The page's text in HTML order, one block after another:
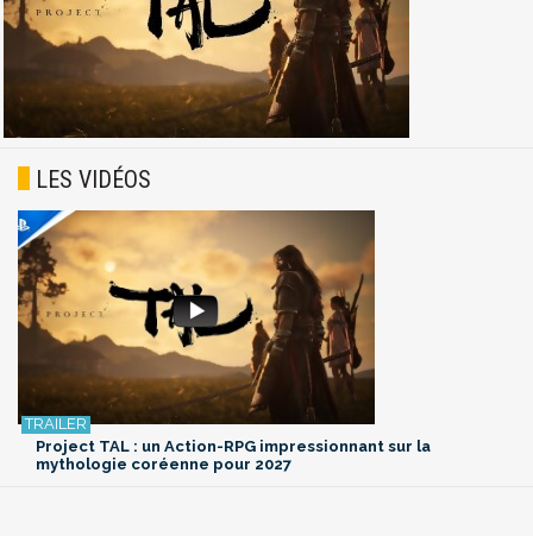
LES VIDÉOS
Project TAL : un Action-RPG impressionnant sur la
mythologie coréenne pour 2027